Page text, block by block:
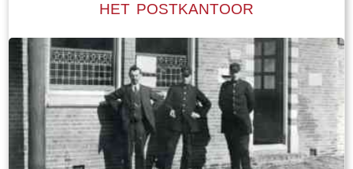
hebben gehaald.Een bekend en kleurrijk
dorpsfiguur was Sibbele Visser, hier op de foto,
met als bijnaam Sibbele mot.
HET POSTKANTOOR